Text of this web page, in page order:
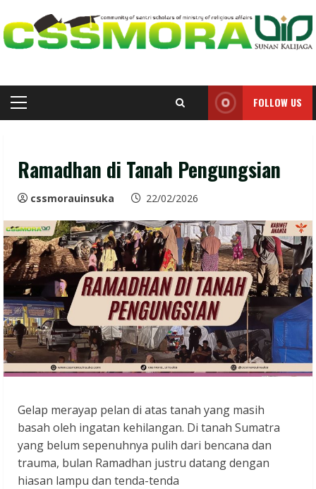
to
content
Primary
FOLLOW US
Ramadhan di Tanah Pengungsian
cssmorauinsuka 22/02/2026
Gelap merayap pelan di atas tanah yang masih
basah oleh ingatan kehilangan. Di tanah Sumatra
yang belum sepenuhnya pulih dari bencana dan
trauma, bulan Ramadhan justru datang dengan
hiasan lampu dan tenda-tenda